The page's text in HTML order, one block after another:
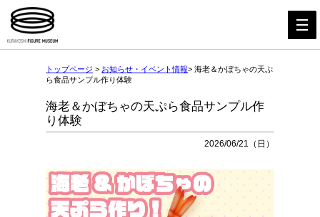
トップページ > お知らせ・イベント情報> 海老＆かぼちゃの天ぷ
ら食品サンプル作り体験
海老＆かぼちゃの天ぷら食品サンプル作
り体験
2026/06/21（日）